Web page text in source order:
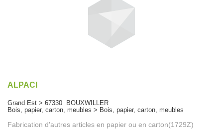
ALPACI
Grand Est > 67330 BOUXWILLER
Bois, papier, carton, meubles > Bois, papier, carton, meubles
Fabrication d'autres articles en papier ou en carton(1729Z)